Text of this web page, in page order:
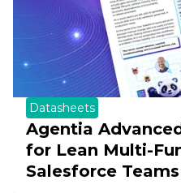
Datasheets
Agentia
for Lean Multi-
Salesforce Teams